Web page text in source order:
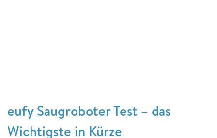
eufy Saugroboter Test – das
Wichtigste in Kürze